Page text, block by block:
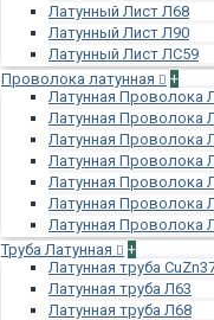
Латунный Лист Л68
Латунный Лист Л90
Латунный Лист ЛС59
Проволока латунная
+
Латунная Проволока
Латунная Проволока
Латунная Проволока
Латунная Проволока
Латунная Проволока
Латунная Проволока
Латунная Проволока
Труба Латунная
+
Латунная труба
Латунная труба Л63
Латунная труба Л68